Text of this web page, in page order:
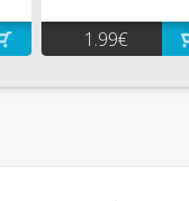
1.99€